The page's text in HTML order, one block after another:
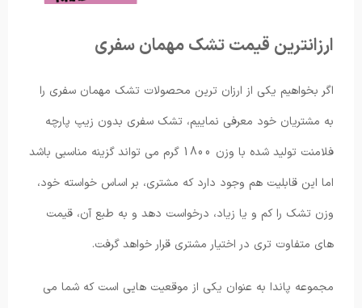
ارزانترین قیمت تشک مهمان سفری
اگر بخواهیم یکی از ارزان ترین محصولات تشک مهمان سفری را
به مشتریان خود معرفی نماییم، تشک سفری بدون زیپ پارچه
فلامنت تولید شده با وزن 1800 گرم می تواند گزینه مناسبی باشد
اما این قابلیت هم وجود دارد که مشتری، بر اساس خواسته خود،
وزن تشک را کم و یا زیاد، درخواست دهد و به طبع آن، قیمت
های متفاوت تری در اختیار مشتری قرار خواهد گرفت.
مجموعه پاندا به عنوان یکی از موقعیت هایی است که شما می